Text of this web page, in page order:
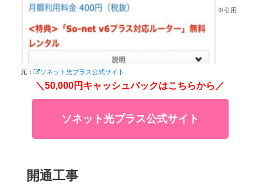
※引用
元： ソネット光プラス公式サイト
＼50,000円キャッシュバックはこちらから／
ソネット光プラス公式サイト
開通工事